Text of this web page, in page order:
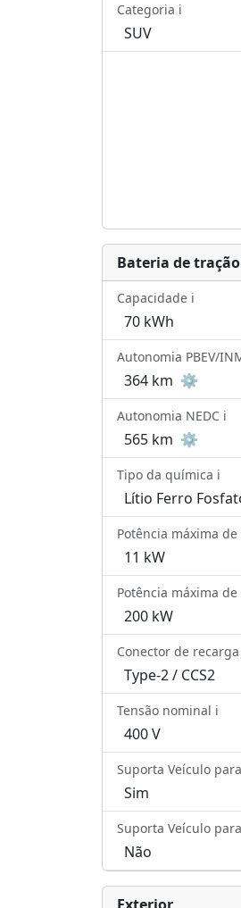
Categoria ℹ️
SUV
Bateria de tração
Capacidade ℹ️
70 kWh
Autonomia PBEV/
364 km ⚙️
Autonomia NEDC ℹ️
565 km ⚙️
Tipo da química ℹ️
Lítio Ferro
Potência máxima de
11 kW
Potência máxima de
200 kW
Conector de recarga
Type-2 / CCS2
Tensão nominal ℹ️
400 V
Suporta Veículo para
Sim
Suporta Veículo para
Não